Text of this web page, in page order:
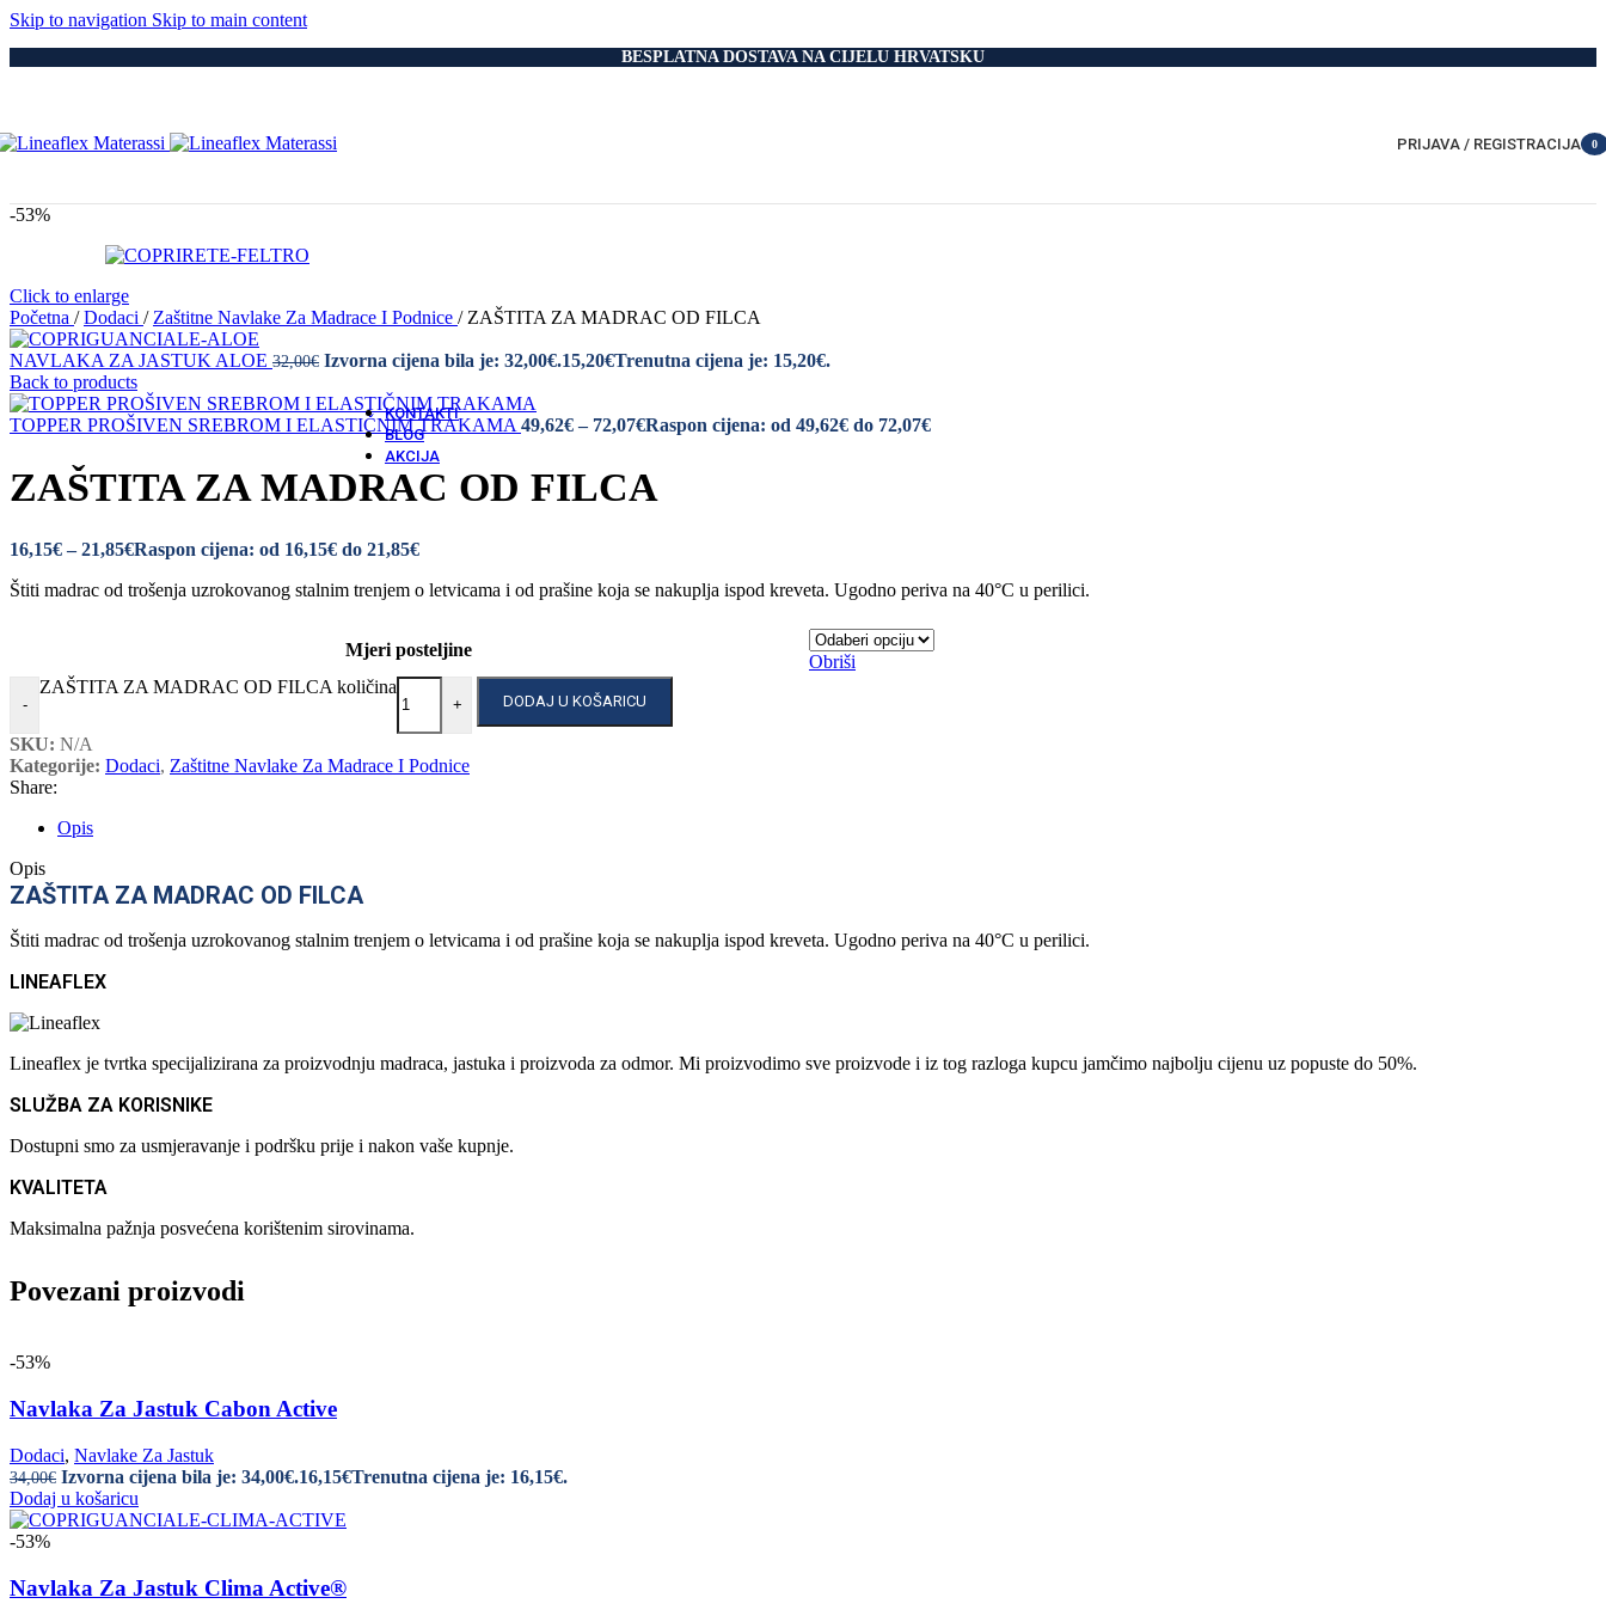
Skip to navigation Skip to main content
BESPLATNA DOSTAVA NA CIJELU HRVATSKU
Drvene Podnice
Metalni Okvir
Jastuci
Relax Fotelje
Vatro Otporni Madraci
KONTAKTI
BLOG
AKCIJA
PRIJAVA / REGISTRACIJA
0
-53%
Click to enlarge
Početna / Dodaci / Zaštitne Navlake Za Madrace I Podnice / ZAŠTITA ZA MADRAC OD FILCA
NAVLAKA ZA JASTUK ALOE 32,00€ Izvorna cijena bila je: 32,00€.15,20€Trenutna cijena je: 15,20€.
Back to products
TOPPER PROŠIVEN SREBROM I ELASTIČNIM TRAKAMA 49,62€ – 72,07€Raspon cijena: od 49,62€ do 72,07€
ZAŠTITA ZA MADRAC OD FILCA
16,15€ – 21,85€Raspon cijena: od 16,15€ do 21,85€
Štiti madrac od trošenja uzrokovanog stalnim trenjem o letvicama i od prašine koja se nakuplja ispod kreveta. Ugodno periva na 40°C u perilici.
Mjeri posteljine
Obriši
-
ZAŠTITA ZA MADRAC OD FILCA količina
+ DODAJ U KOŠARICU
SKU: N/A
Kategorije: Dodaci, Zaštitne Navlake Za Madrace I Podnice
Share:
Opis
Opis
ZAŠTITA ZA MADRAC OD FILCA
Štiti madrac od trošenja uzrokovanog stalnim trenjem o letvicama i od prašine koja se nakuplja ispod kreveta. Ugodno periva na 40°C u perilici.
LINEAFLEX
Lineaflex je tvrtka specijalizirana za proizvodnju madraca, jastuka i proizvoda za odmor. Mi proizvodimo sve proizvode i iz tog razloga kupcu jamčimo najbolju cijenu uz popuste do 50%.
SLUŽBA ZA KORISNIKE
Dostupni smo za usmjeravanje i podršku prije i nakon vaše kupnje.
KVALITETA
Maksimalna pažnja posvećena korištenim sirovinama.
Povezani proizvodi
-53%
Navlaka Za Jastuk Cabon Active
Dodaci, Navlake Za Jastuk
34,00€ Izvorna cijena bila je: 34,00€.16,15€Trenutna cijena je: 16,15€.
Dodaj u košaricu
-53%
Navlaka Za Jastuk Clima Active®